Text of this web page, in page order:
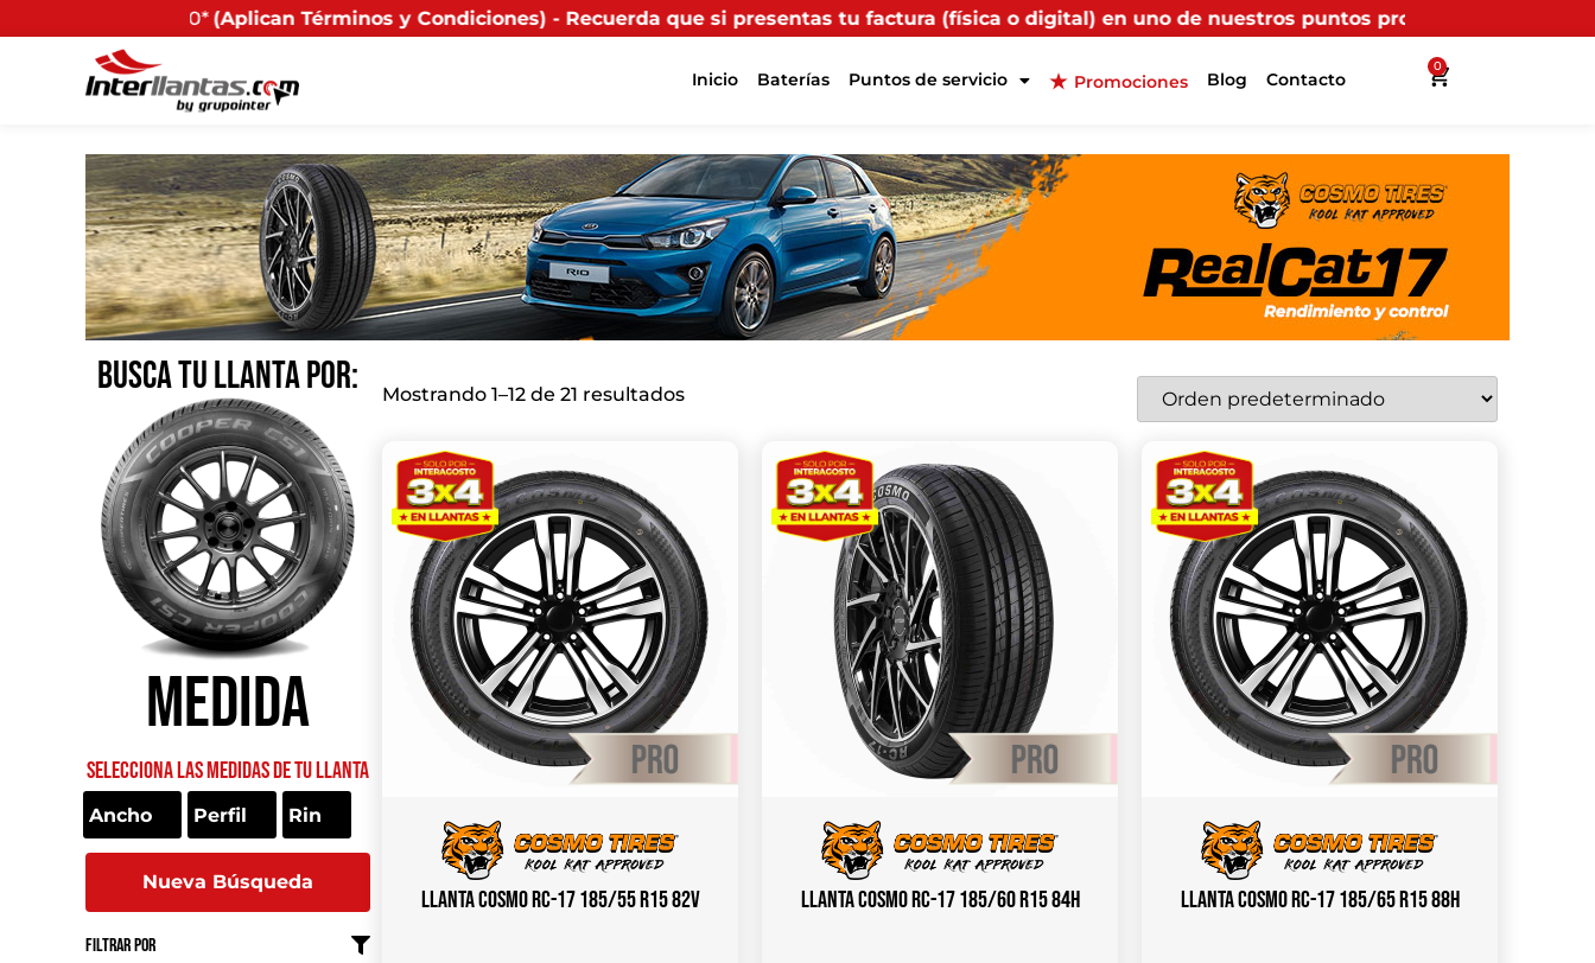
(Aplican Términos y Condiciones) - Recuerda que si presentas tu factura (física o digital) en uno de nuestros puntos propios, recibirás más beneficios en
Inicio Baterías Puntos de servicio Promociones Blog Contacto
0
BUSCA TU LLANTA POR:
Medida
Selecciona las medidas de tu llanta
Nueva Búsqueda
Filtrar por
Mostrando 1–12 de 21 resultados
Llanta COSMO RC-17 185/55 R15 82V Llanta COSMO RC-17 185/60 R15 84H Llanta COSMO RC-17 185/65 R15 88H